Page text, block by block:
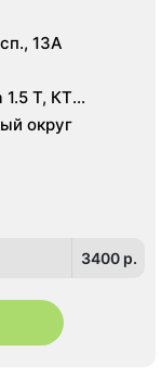
13А
T, КТ
DS 8,
округ
3400 p.